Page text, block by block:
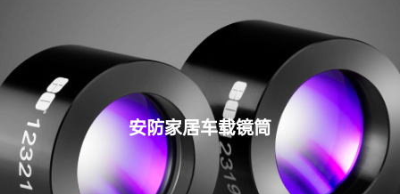
关于我们
联系我们
安防家居车载镜筒